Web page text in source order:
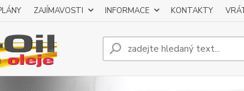
ZAJÍMAVOSTI INFORMACE KONTAKTY